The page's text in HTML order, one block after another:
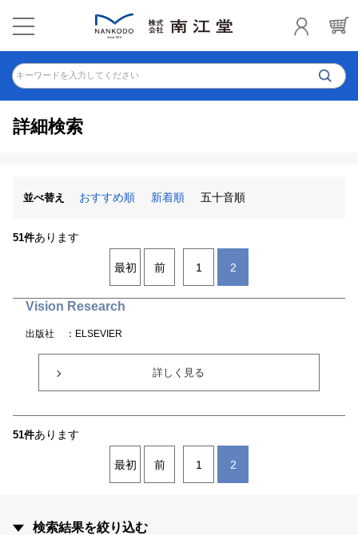
キーワードを入力してください
詳細検索
並べ替え おすすめ順 新着順 五十音順
51件あります
最初 前 1 2
Vision Research
出版社 ：ELSEVIER
詳しく見る
51件あります
最初 前 1 2
検索結果を絞り込む